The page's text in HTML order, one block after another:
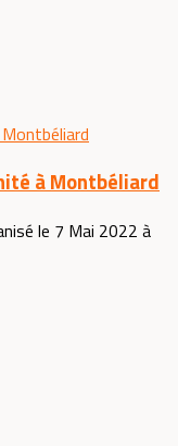
à Montbéliard
le 7 Mai 2022 à